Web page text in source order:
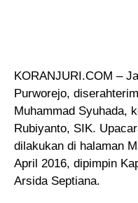
KORANJURI.COM –
Purworejo,
Muhammad Syuhada,
Rubiyanto, SIK.
dilakukan di halaman
April 2016, dipimpin
Arsida Septiana.